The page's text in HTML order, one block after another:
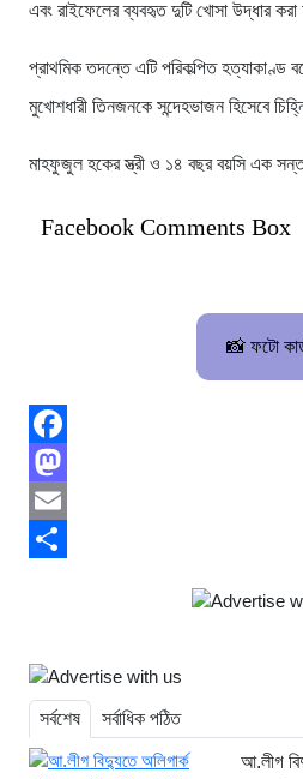
এবং রাইফেলের ব্যবহৃত দুটি খোসা উদ্ধার করা
প্রাথমিক তদন্তে এটি পরিকল্পিত হত্যাকাণ্ড
মুখোশধারী তিনজনকে সন্দেহভাজন হিসেবে
মাহফুজুল হকের স্ত্রী ও ১৪ বছর বয়সি এক
Facebook Comments Box
📸 ফটো
Facebook
Mastodon
Email
সর্বশেষ সর্বাধিক পঠিত
আ.লীগ